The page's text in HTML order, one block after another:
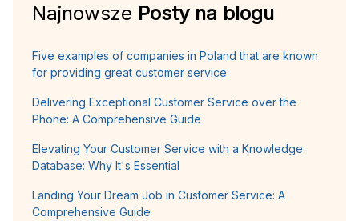
Najnowsze Posty na blogu
Five examples of companies in Poland that are known
for providing great customer service
Delivering Exceptional Customer Service over the
Phone: A Comprehensive Guide
Elevating Your Customer Service with a Knowledge
Database: Why It's Essential
Landing Your Dream Job in Customer Service: A
Comprehensive Guide